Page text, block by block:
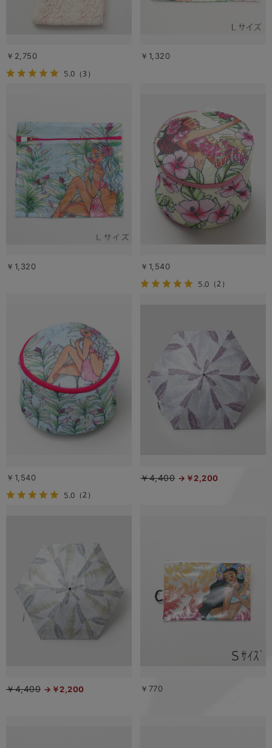
￥2,750
5.0 （3）
￥1,320
￥1,320 ￥1,540
5.0 （2）
￥1,540
5.0 （2）
￥4,400 ￥2,200
￥4,400 ￥2,200 ￥770